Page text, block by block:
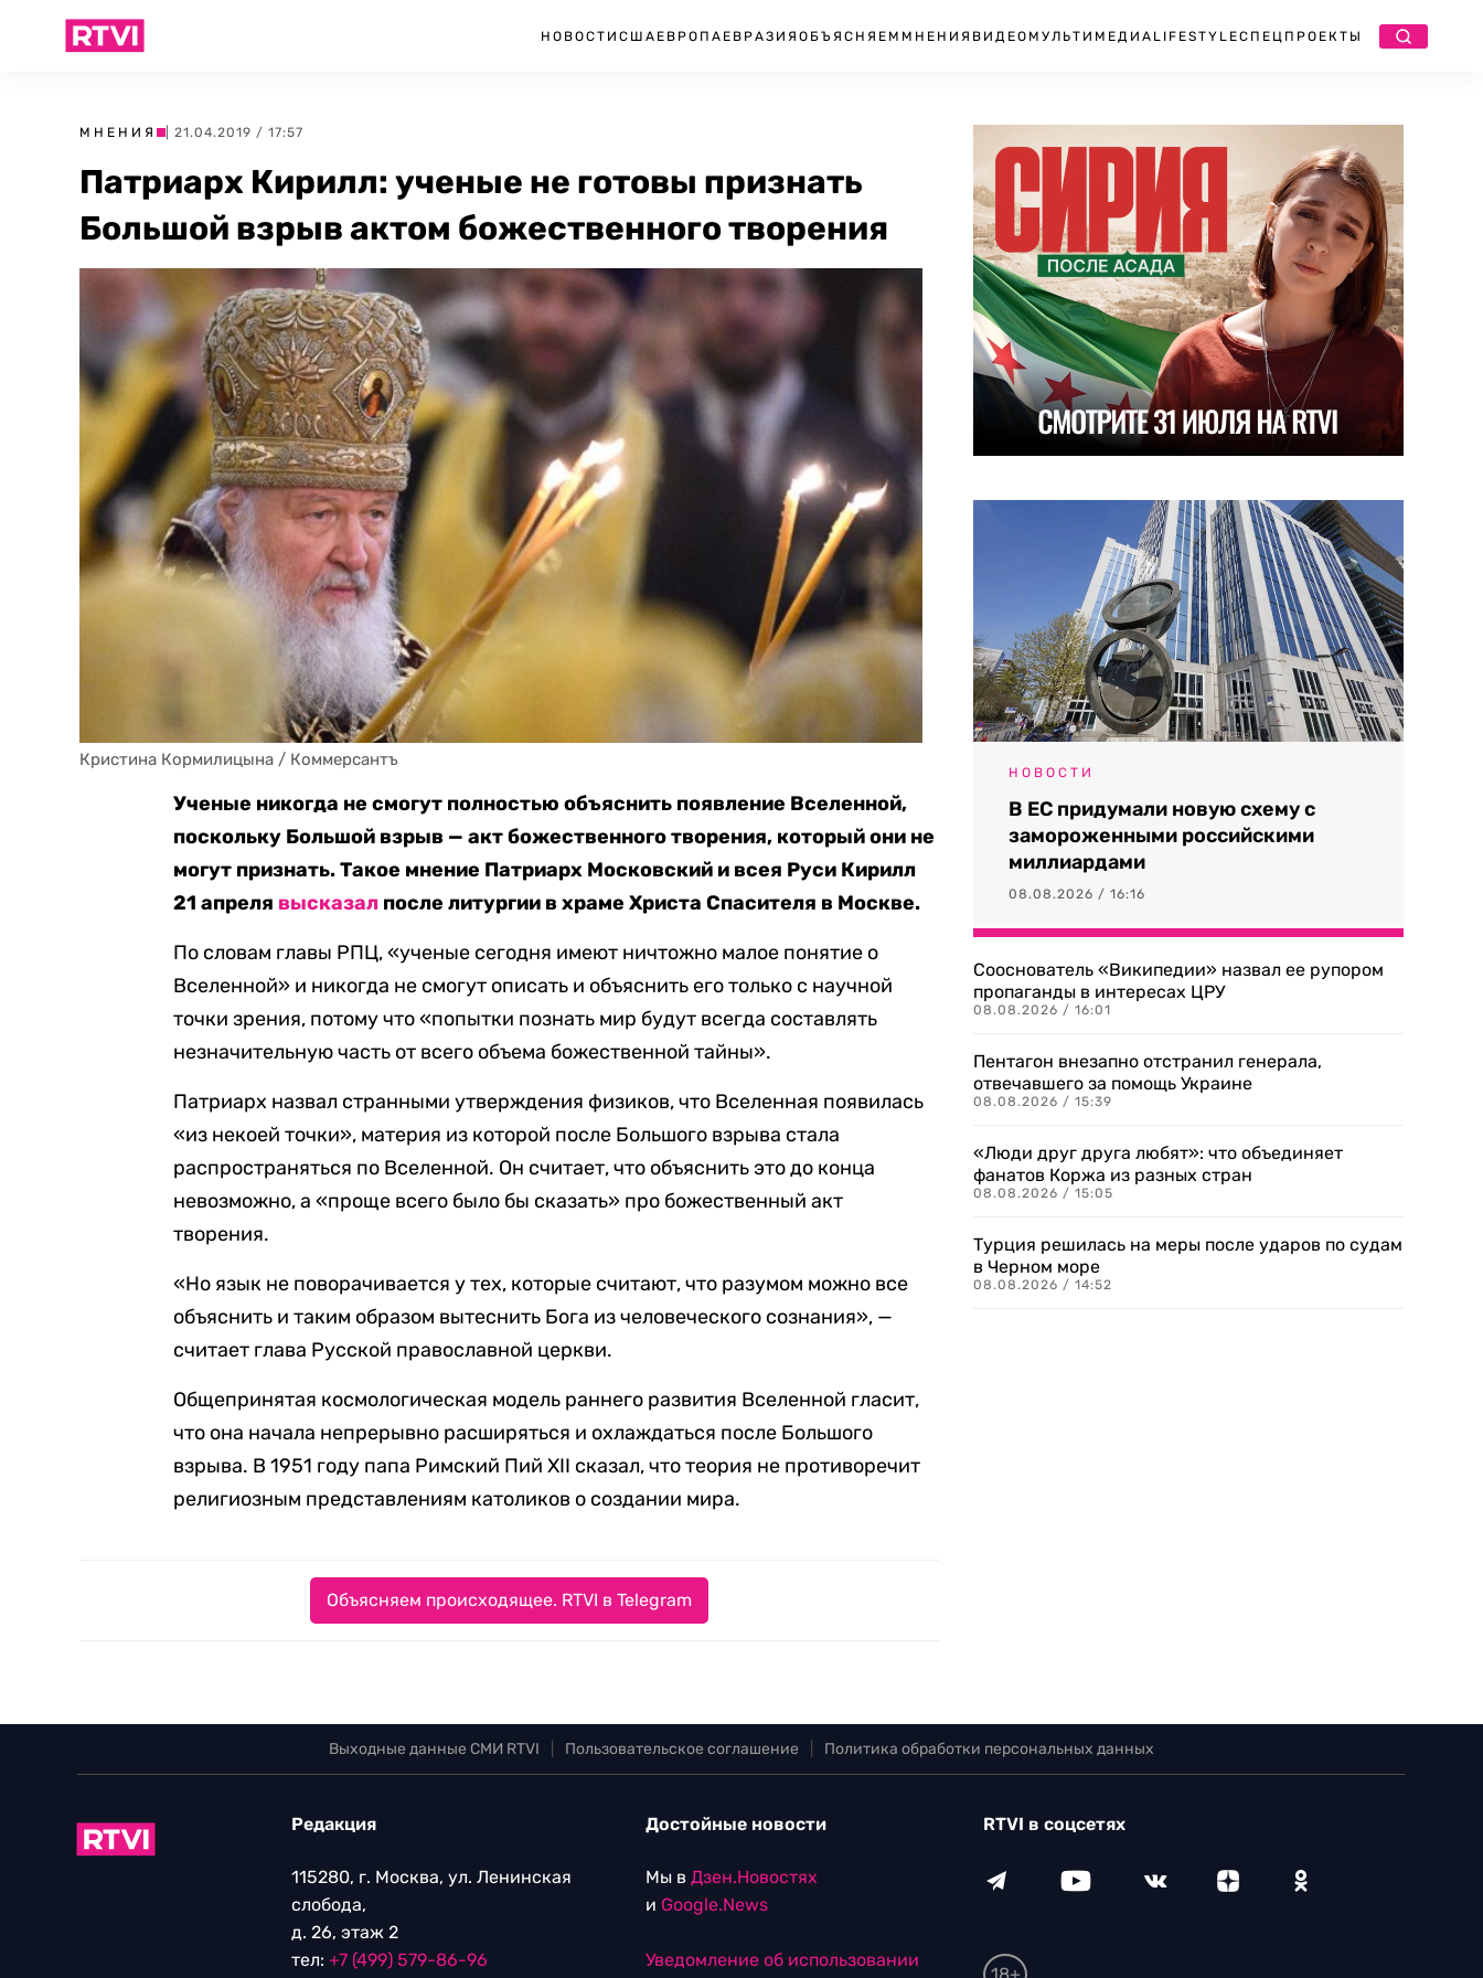
НОВОСТИ США ЕВРОПА ЕВРАЗИЯ ОБЪЯСНЯЕМ МНЕНИЯ ВИДЕО МУЛЬТИМЕДИА LIFESTYLEСПЕЦПРОЕКТЫ
МНЕНИЯ | 21.04.2019 / 17:57
Патриарх Кирилл: ученые не готовы признать
Большой взрыв актом божественного творения
Кристина Кормилицына / Коммерсантъ
Ученые никогда не смогут полностью объяснить появление Вселенной,
поскольку Большой взрыв — акт божественного творения, который они не
могут признать. Такое мнение Патриарх Московский и всея Руси Кирилл
21 апреля высказал после литургии в храме Христа Спасителя в Москве.
По словам главы РПЦ, «ученые сегодня имеют ничтожно малое понятие о
Вселенной» и никогда не смогут описать и объяснить его только с научной
точки зрения, потому что «попытки познать мир будут всегда составлять
незначительную часть от всего объема божественной тайны».
Патриарх назвал странными утверждения физиков, что Вселенная появилась
«из некоей точки», материя из которой после Большого взрыва стала
распространяться по Вселенной. Он считает, что объяснить это до конца
невозможно, а «проще всего было бы сказать» про божественный акт
творения.
«Но язык не поворачивается у тех, которые считают, что разумом можно все
объяснить и таким образом вытеснить Бога из человеческого сознания», —
считает глава Русской православной церкви.
Общепринятая космологическая модель раннего развития Вселенной гласит,
что она начала непрерывно расширяться и охлаждаться после Большого
взрыва. В 1951 году папа Римский Пий XII сказал, что теория не противоречит
религиозным представлениям католиков о создании мира.
Объясняем происходящее. RTVI в Telegram
НОВОСТИ
В ЕС придумали новую схему с
замороженными российскими
миллиардами
08.08.2026 / 16:16
Сооснователь «Википедии» назвал ее рупором
пропаганды в интересах ЦРУ
08.08.2026 / 16:01
Пентагон внезапно отстранил генерала,
отвечавшего за помощь Украине
08.08.2026 / 15:39
«Люди друг друга любят»: что объединяет
фанатов Коржа из разных стран
08.08.2026 / 15:05
Турция решилась на меры после ударов по судам
в Черном море
08.08.2026 / 14:52
Выходные данные СМИ RTVI Пользовательское соглашение Политика обработки персональных данных
Редакция
115280, г. Москва, ул. Ленинская
слобода,
д. 26, этаж 2
тел: +7 (499) 579-86-96
Достойные новости
Мы в Дзен.Новостях
и Google.News
Уведомление об использовании
RTVI в соцсетях